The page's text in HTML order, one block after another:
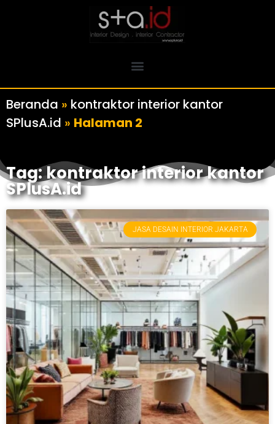
Beranda » kontraktor interior kantor
SPlusA.id » Halaman 2
Tag: kontraktor interior kantor
SPlusA.id
JASA DESAIN INTERIOR JAKARTA